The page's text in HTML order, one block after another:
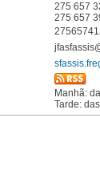
275 657
275 657
Manhã:
Tarde: